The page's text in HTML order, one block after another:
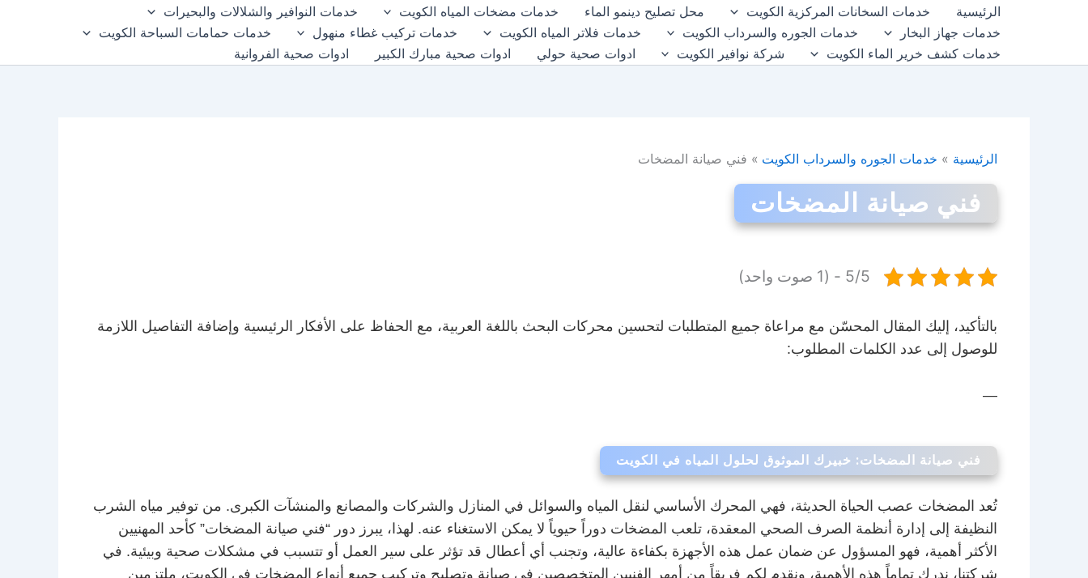
الرئيسية خدمات السخانات المركزية الكويت محل تصليح دينمو الماء خدمات مضخات المياه الكويت
خدمات النوافير والشلالات والبحيرات
خدمات جهاز البخار
خدمات الجوره والسرداب الكويت خدمات فلاتر المياه الكويت خدمات تركيب غطاء منهول
خدمات حمامات السباحة الكويت
خدمات كشف خرير الماء الكويت
شركة نوافير الكويت ادوات صحية حولي ادوات صحية مبارك الكبير ادوات صحية الفروانية
الرئيسية خدمات الجوره والسرداب الكويت فني صيانة المضخات
فني صيانة المضخات
5/5 - (1 صوت واحد)
بالتأكيد، إليك المقال المحسّن مع مراعاة جميع المتطلبات لتحسين محركات البحث باللغة العربية، مع الحفاظ على الأفكار الرئيسية وإضافة التفاصيل اللازمة
للوصول إلى عدد الكلمات المطلوب:
—
فني صيانة المضخات: خبيرك الموثوق لحلول المياه في الكويت
تُعد المضخات عصب الحياة الحديثة، فهي المحرك الأساسي لنقل المياه والسوائل في المنازل والشركات والمصانع والمنشآت الكبرى. من توفير مياه الشرب
النظيفة إلى إدارة أنظمة الصرف الصحي المعقدة، تلعب المضخات دوراً حيوياً لا يمكن الاستغناء عنه. لهذا، يبرز دور “فني صيانة المضخات” كأحد المهنيين
الأكثر أهمية، فهو المسؤول عن ضمان عمل هذه الأجهزة بكفاءة عالية، وتجنب أي أعطال قد تؤثر على سير العمل أو تتسبب في مشكلات صحية وبيئية. في
شركتنا، ندرك تماماً هذه الأهمية، ونقدم لكم فريقاً من أمهر الفنيين المتخصصين في صيانة وتصليح وتركيب جميع أنواع المضخات في الكويت، ملتزمين